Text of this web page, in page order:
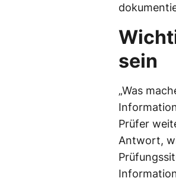
sein
„Was
Prüfer
Antwort,